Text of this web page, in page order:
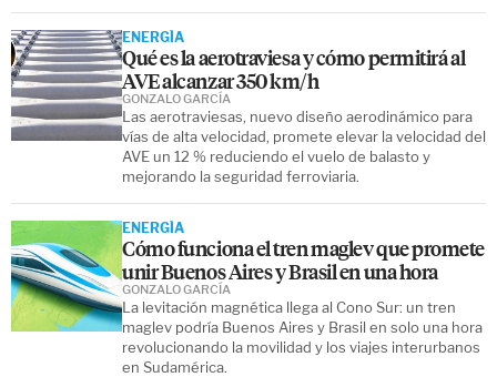
ENERGÍA
Qué es la aerotraviesa y cómo permitirá al
AVE alcanzar 350 km/h
Las aerotraviesas, nuevo diseño aerodinámico para
vías de alta velocidad, promete elevar la velocidad del
AVE un 12 % reduciendo el vuelo de balasto y
mejorando la seguridad ferroviaria.
GONZALO GARCÍA
ENERGÍA
Cómo funciona el tren maglev que promete
unir Buenos Aires y Brasil en una hora
La levitación magnética llega al Cono Sur: un tren
maglev podría Buenos Aires y Brasil en solo una hora
revolucionando la movilidad y los viajes interurbanos
en Sudamérica.
GONZALO GARCÍA